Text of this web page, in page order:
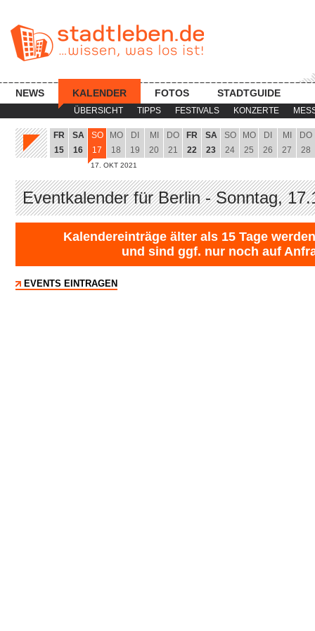
ÜBERSICHT TIPPS FESTIVALS KONZERTE
NEWS KALENDER FOTOS STADTGUIDE
FR
15
SA
16
SO
17
17. OKT 2021
MO
18
DI
19
MI
20
DO
21
FR
22
SA
23
SO
24
MO
25
DI
26
MI
27
DO
28
Eventkalender für Berlin - Sonntag,
Kalendereinträge älter als 15 Tage
und sind ggf. nur noch auf
EVENTS EINTRAGEN